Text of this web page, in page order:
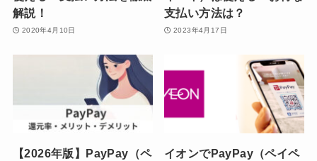
解説！
2020年4月10日
支払い方法は？
2023年4月17日
【2026年版】PayPay（ペ
イオンでPayPay（ペイペ